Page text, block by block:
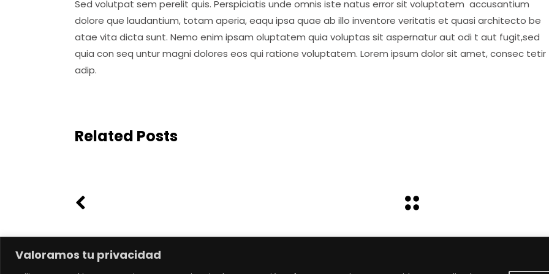
Valoramos tu privacidad
Sed volutpat sem perelit quis. Perspiciatis unde omnis iste natus error sit voluptatem accusantium
dolore que laudantium, totam aperia, eaqu ipsa quae ab illo inventore veritatis et quasi architecto be
atae vita dicta sunt. Nemo enim ipsam oluptatem quia voluptas sit aspernatur aut odi t aut fugit,sed
quia con seq untur magni dolores eos qui ratione voluptatem. Lorem ipsum dolor sit amet, consec tetir
adip.
Related Posts